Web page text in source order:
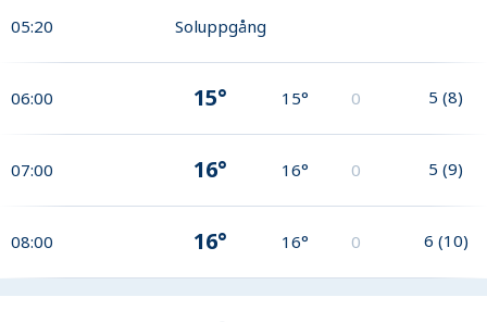
05:20 Soluppgång
06:00 15° 15° 0 5 (8)
07:00 16° 16° 0 5 (9)
08:00 16° 16° 0 6 (10)